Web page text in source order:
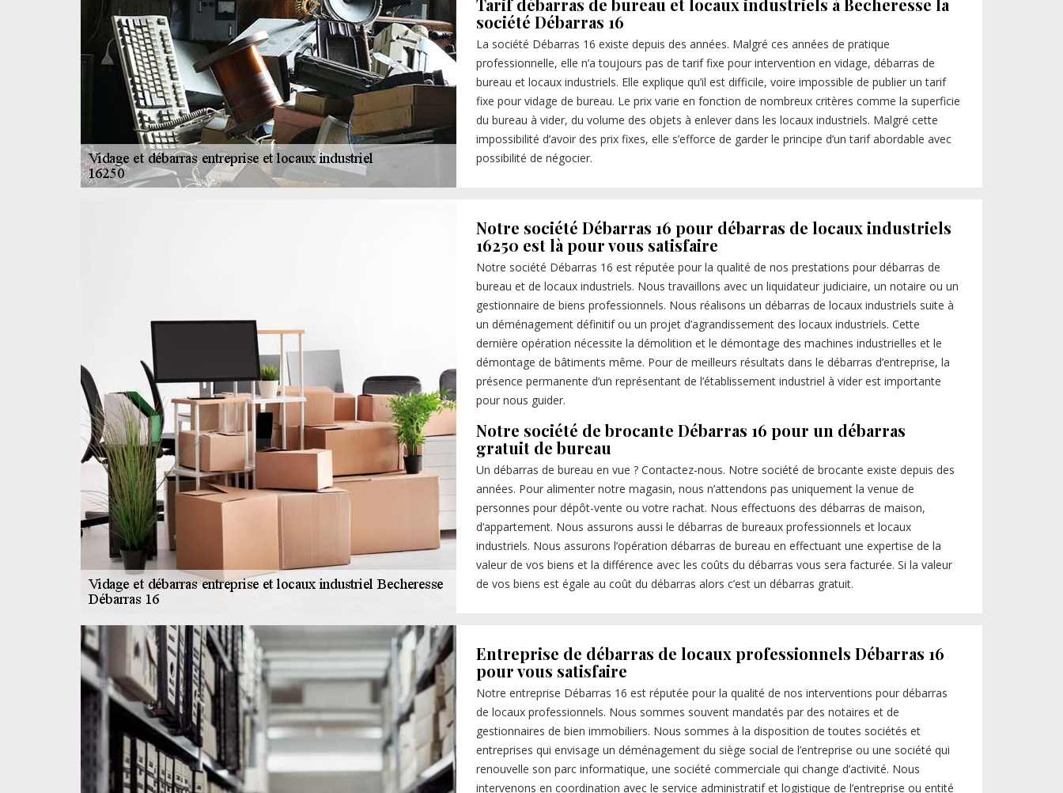
société Débarras 16
La société Débarras 16 existe depuis des années. Malgré ces années de pratique
professionnelle, elle n’a toujours pas de tarif fixe pour intervention en vidage, débarras de
bureau et locaux industriels. Elle explique qu’il est difficile, voire impossible de publier un tarif
fixe pour vidage de bureau. Le prix varie en fonction de nombreux critères comme la superficie
du bureau à vider, du volume des objets à enlever dans les locaux industriels. Malgré cette
impossibilité d’avoir des prix fixes, elle s’efforce de garder le principe d’un tarif abordable avec
possibilité de négocier.
Notre société Débarras 16 pour débarras de locaux industriels
16250 est là pour vous satisfaire
Notre société Débarras 16 est réputée pour la qualité de nos prestations pour débarras de
bureau et de locaux industriels. Nous travaillons avec un liquidateur judiciaire, un notaire ou un
gestionnaire de biens professionnels. Nous réalisons un débarras de locaux industriels suite à
un déménagement définitif ou un projet d’agrandissement des locaux industriels. Cette
dernière opération nécessite la démolition et le démontage des machines industrielles et le
démontage de bâtiments même. Pour de meilleurs résultats dans le débarras d’entreprise, la
présence permanente d’un représentant de l’établissement industriel à vider est importante
pour nous guider.
Notre société de brocante Débarras 16 pour un débarras
gratuit de bureau
Un débarras de bureau en vue ? Contactez-nous. Notre société de brocante existe depuis des
années. Pour alimenter notre magasin, nous n’attendons pas uniquement la venue de
personnes pour dépôt-vente ou votre rachat. Nous effectuons des débarras de maison,
d’appartement. Nous assurons aussi le débarras de bureaux professionnels et locaux
industriels. Nous assurons l’opération débarras de bureau en effectuant une expertise de la
valeur de vos biens et la différence avec les coûts du débarras vous sera facturée. Si la valeur
de vos biens est égale au coût du débarras alors c’est un débarras gratuit.
Entreprise de débarras de locaux professionnels Débarras 16
pour vous satisfaire
Notre entreprise Débarras 16 est réputée pour la qualité de nos interventions pour débarras
de locaux professionnels. Nous sommes souvent mandatés par des notaires et de
gestionnaires de bien immobiliers. Nous sommes à la disposition de toutes sociétés et
entreprises qui envisage un déménagement du siège social de l’entreprise ou une société qui
renouvelle son parc informatique, une société commerciale qui change d’activité. Nous
intervenons en coordination avec le service administratif et logistique de l’entreprise ou entité